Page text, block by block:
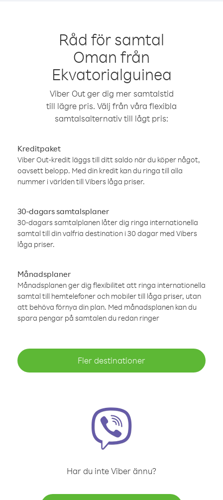
Råd för samtal
Oman från
Ekvatorialguinea
Viber Out ger dig mer samtalstid
till lägre pris. Välj från våra flexibla
samtalsalternativ till lågt pris:
Kreditpaket
Viber Out-kredit läggs till ditt saldo när du köper något,
oavsett belopp. Med din kredit kan du ringa till alla
nummer i världen till Vibers låga priser.
30-dagars samtalsplaner
30-dagars samtalplanen låter dig ringa internationella
samtal till din valfria destination i 30 dagar med Vibers
låga priser.
Månadsplaner
Månadsplanen ger dig flexibilitet att ringa internationella
samtal till hemtelefoner och mobiler till låga priser, utan
att behöva förnya din plan. Med månadsplanen kan du
spara pengar på samtalen du redan ringer
Fler destinationer
Har du inte Viber ännu?